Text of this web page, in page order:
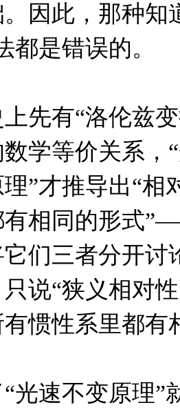
因此，那种知
都是错误的。
先有“洛伦兹
学等价关系，
”才推导出“相
有相同的形式
们三者分开讨
说“狭义相对
惯性系里都有
光速不变原理”